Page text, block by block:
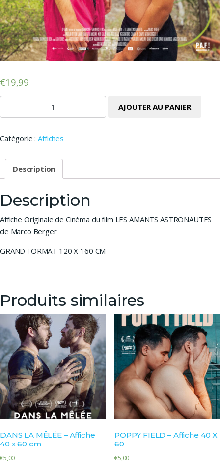
€19,99
AJOUTER AU PANIER
Catégorie :Affiches
Description
Description
Affiche Originale de Cinéma du film LES AMANTS ASTRONAUTES
de Marco Berger
GRAND FORMAT 120 X 160 CM
Produits similaires
DANS LA MÊLÉE – Affiche
40 x 60 cm
€5,00
POPPY FIELD – Affiche 40 X
60
€5,00